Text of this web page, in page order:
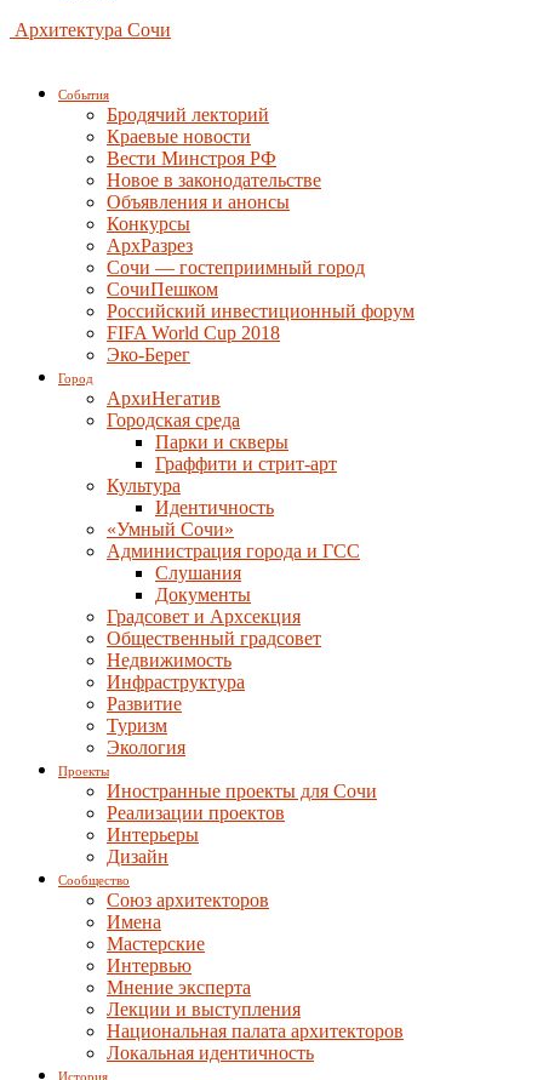
Архитектура Сочи
События
Бродячий лекторий
Краевые новости
Вести Минстроя РФ
Новое в законодательстве
Объявления и анонсы
Конкурсы
АрхРазрез
Сочи — гостеприимный город
СочиПешком
Российский инвестиционный форум
FIFA World Cup 2018
Эко-Берег
Город
АрхиНегатив
Городская среда
Парки и скверы
Граффити и стрит-арт
Культура
Идентичность
«Умный Сочи»
Администрация города и ГСС
Слушания
Документы
Градсовет и Архсекция
Общественный градсовет
Недвижимость
Инфраструктура
Развитие
Туризм
Экология
Проекты
Иностранные проекты для Сочи
Реализации проектов
Интерьеры
Дизайн
Сообщество
Союз архитекторов
Имена
Мастерские
Интервью
Мнение эксперта
Лекции и выступления
Национальная палата архитекторов
Локальная идентичность
История